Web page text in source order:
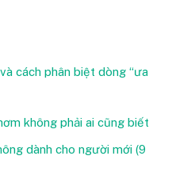
cách phân biệt dòng “ưa
không phải ai cũng biết
dành cho người mới (9